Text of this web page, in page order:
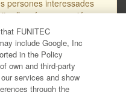
persones interessades
l’accés, supressió o
així com a
de correu
referència a la
és
informació
de dades en la
FUNITEC
include Google, Inc
in the Policy
own and third-party
services and show
through the